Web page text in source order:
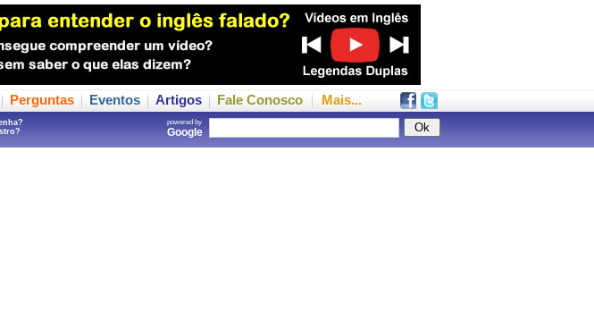
Perguntas Eventos Artigos Fale Conosco Mais...
powered by
Google